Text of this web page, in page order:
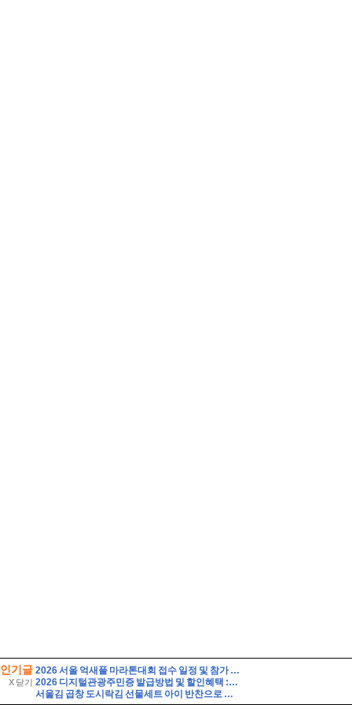
인기글
X 닫기
2026 서울 억새풀 마라톤대회 접수 일정 및 참가 정보
2026 디지털관광주민증 발급방법 및 할인혜택 :: 영동 가성비 여행 (영동 와인터널 및 레인보우 힐링센터 입장료 할인 등)
서울김 곱창 도시락김 선물세트 아이 반찬으로 선택한 솔직한 맛 비교